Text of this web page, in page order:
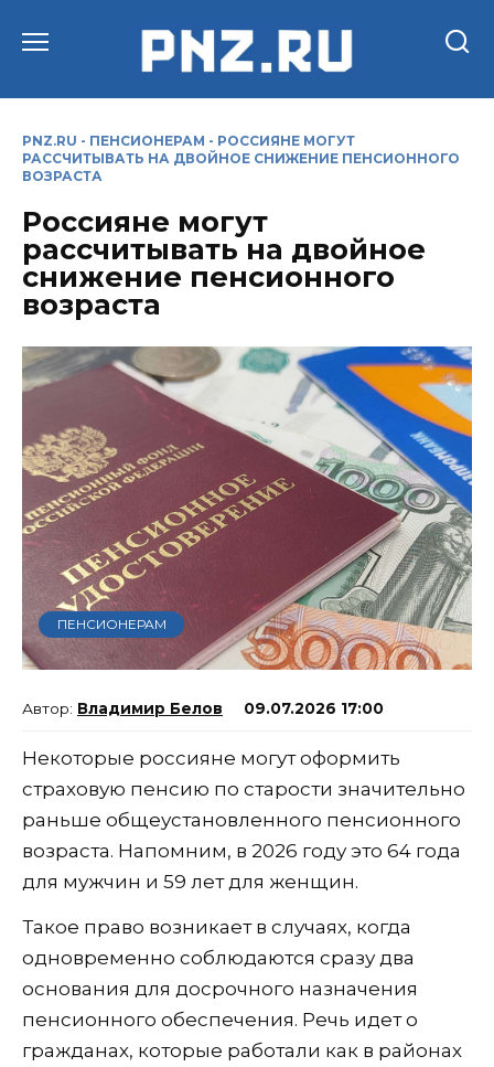
PNZ.RU - ПЕНСИОНЕРАМ - РОССИЯНЕ МОГУТ
РАССЧИТЫВАТЬ НА ДВОЙНОЕ СНИЖЕНИЕ ПЕНСИОННОГО
ВОЗРАСТА
Россияне могут
рассчитывать на двойное
снижение пенсионного
возраста
ПЕНСИОНЕРАМ
Владимир Белов 09.07.2026 17:00
Некоторые россияне могут оформить
страховую пенсию по старости значительно
раньше общеустановленного пенсионного
возраста. Напомним, в 2026 году это 64 года
для мужчин и 59 лет для женщин.
Такое право возникает в случаях, когда
одновременно соблюдаются сразу два
основания для досрочного назначения
пенсионного обеспечения. Речь идет о
гражданах, которые работали как в районах